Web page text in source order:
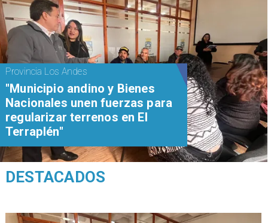
Provincia Los Andes
"Municipio andino y Bienes
Nacionales unen fuerzas para
regularizar terrenos en El
Terraplén"
DESTACADOS